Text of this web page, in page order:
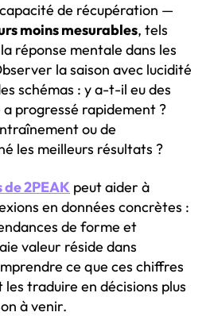
de récupération —
moins mesurables, tels
réponse mentale dans les
la saison avec lucidité
schémas : y a-t-il eu des
progressé rapidement ?
ou de
les meilleurs résultats ?
2PEAK peut aider à
en données concrètes :
de forme et
valeur réside dans
ce que ces chiffres
traduire en décisions plus
à venir.